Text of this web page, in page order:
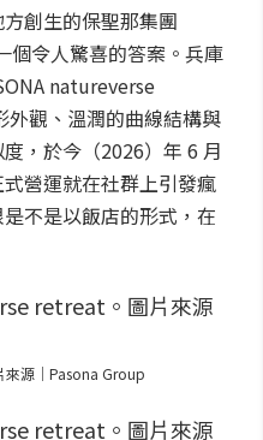
創生的保聖那集團
個令人驚喜的答案。兵庫
natureverse
觀、溫潤的曲線結構與
，於今（2026）年 6 月
營運就在社群上引發瘋
不是以飯店的形式，在
來源｜Pasona Group